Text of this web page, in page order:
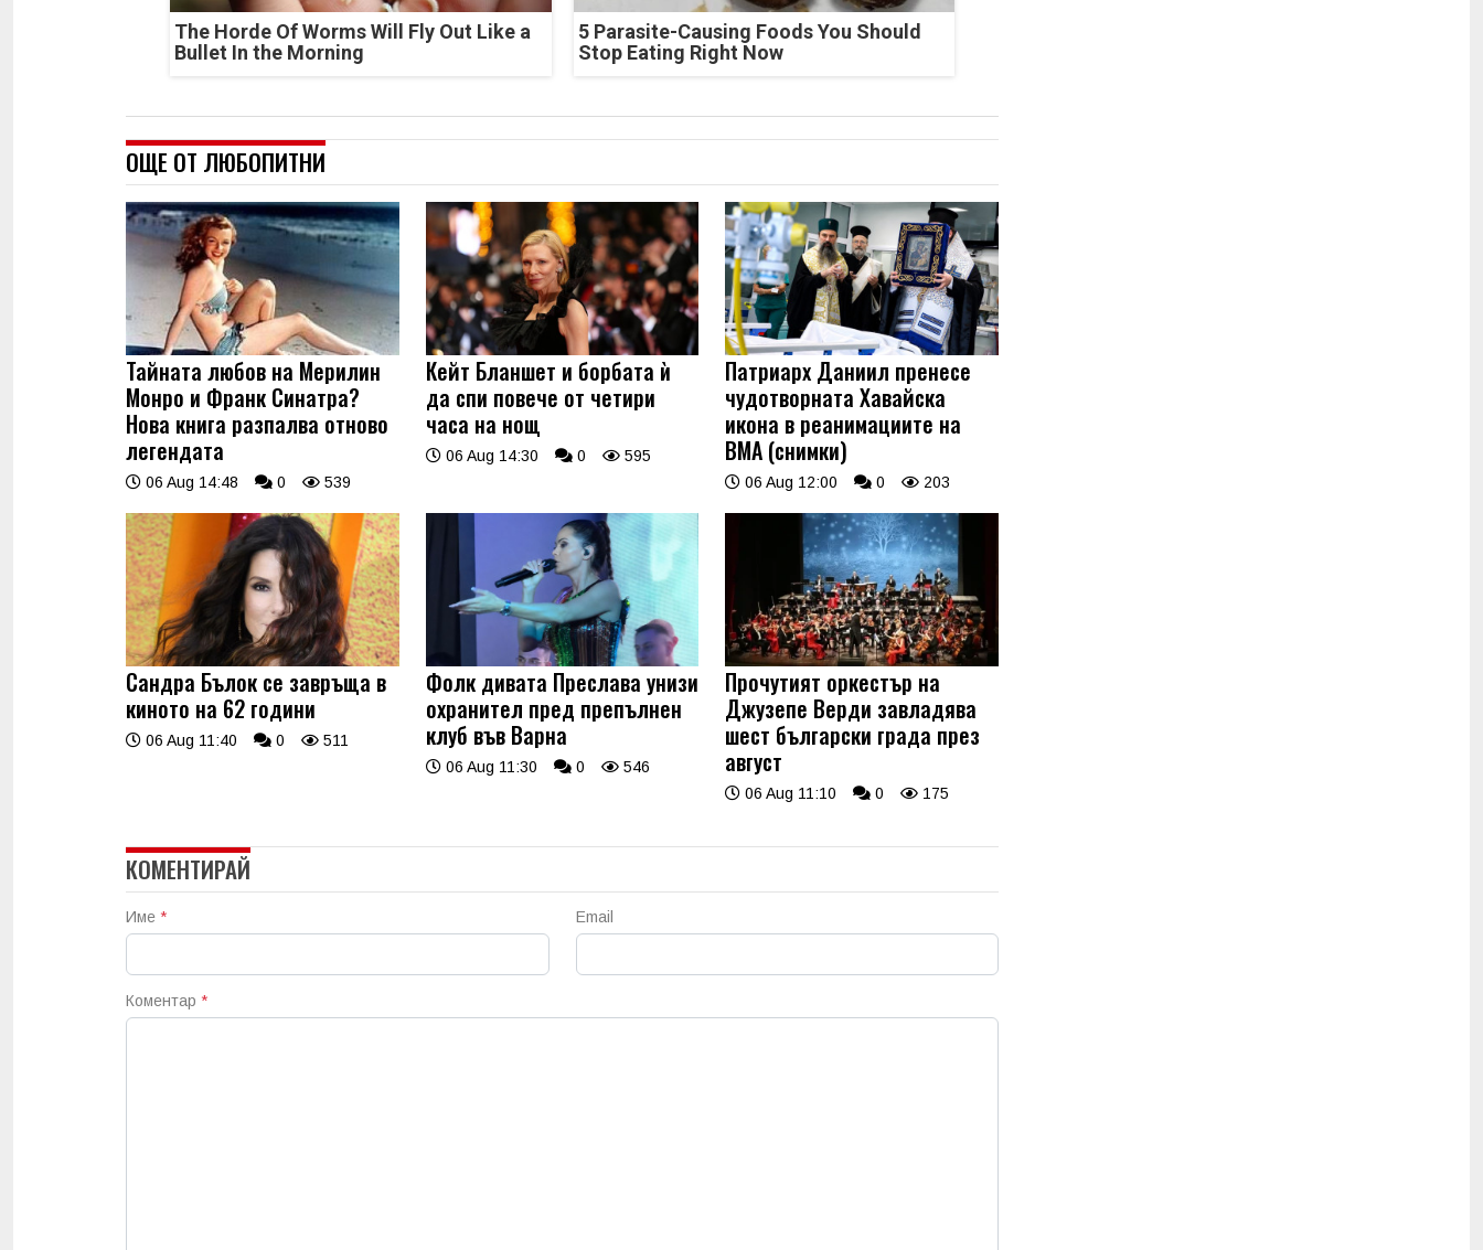
The Horde Of Worms Will Fly Out Like a
Bullet In the Morning
5 Parasite-Causing Foods You Should
Stop Eating Right Now
ОЩЕ ОТ ЛЮБОПИТНИ
Тайната любов на Мерилин
Монро и Франк Синатра?
Нова книга разпалва отново
легендата
06 Aug 14:48 0 539
Кейт Бланшет и борбата ѝ
да спи повече от четири
часа на нощ
06 Aug 14:30 0 595
Патриарх Даниил пренесе
чудотворната Хавайска
икона в реанимациите на
ВМА (снимки)
06 Aug 12:00 0 203
Сандра Бълок се завръща в
киното на 62 години
06 Aug 11:40 0 511
Фолк дивата Преслава унизи
охранител пред препълнен
клуб във Варна
06 Aug 11:30 0 546
Прочутият оркестър на
Джузепе Верди завладява
шест български града през
август
06 Aug 11:10 0 175
КОМЕНТИРАЙ
Име * Email
Коментар *